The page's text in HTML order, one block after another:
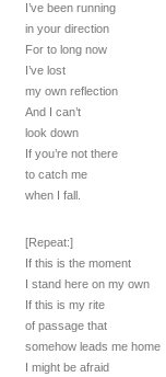
I’ve been running
in your direction
For to long now
I’ve lost
my own reflection
And I can’t
look down
If you’re not there
to catch me
when I fall.
[Repeat:]
If this is the moment
I stand here on my own
If this is my rite
of passage that
somehow leads me home
I might be afraid